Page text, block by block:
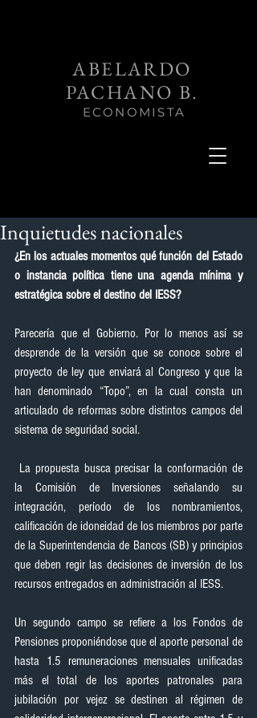
ABELARDO
PACHANO B.
ECONOMISTA
Inquietudes nacionales
¿En los actuales momentos qué función del Estado
o instancia política tiene una agenda mínima y
estratégica sobre el destino del IESS?
Parecería que el Gobierno. Por lo menos así se
desprende de la versión que se conoce sobre el
proyecto de ley que enviará al Congreso y que la
han denominado “Topo”, en la cual consta un
articulado de reformas sobre distintos campos del
sistema de seguridad social.
la Comisión de Inversiones señalando su
integración, período de los nombramientos,
calificación de idoneidad de los miembros por parte
de la Superintendencia de Bancos (SB) y principios
que deben regir las decisiones de inversión de los
recursos entregados en administración al IESS.
Un segundo campo se refiere a los Fondos de
Pensiones proponiéndose que el aporte personal de
hasta 1.5 remuneraciones mensuales unificadas
más el total de los aportes patronales para
jubilación por vejez se destinen al régimen de